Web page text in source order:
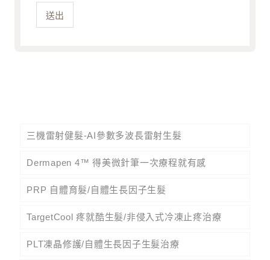
送出
三機雷射健髮-AI參數多波長雷射生髮
Dermapen 4™ 得美微針筆一次療程就有感
PRP 自體育髮/自體生長因子生髮
TargetCool 疼就酷生髮/非侵入式冷凍止疼治療
PLT凍晶修護/自體生長因子生髮治療